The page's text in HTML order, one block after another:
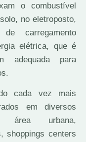
o combustível
no eletroposto,
carregamento
elétrica, que é
adequada para
cada vez mais
em diversos
área urbana,
shoppings centers